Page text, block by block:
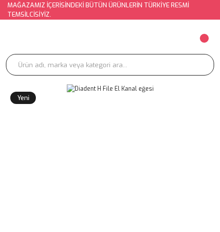
MAĞAZAMIZ İÇERİSİNDEKİ BÜTÜN ÜRÜNLERİN TÜRKİYE RESMİ
TEMSİLCİSİYİZ.
Yeni